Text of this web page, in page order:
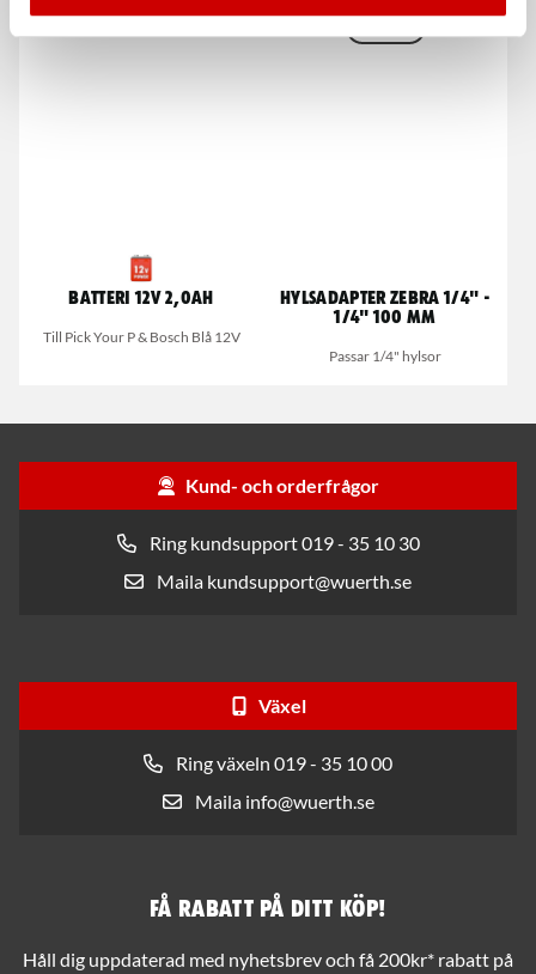
Batteri 12V 2,0Ah
Till Pick Your P & Bosch Blå 12V
Hylsadapter Zebra 1/4" -
1/4" 100 mm
Passar 1/4" hylsor
Kund- och orderfrågor
Ring kundsupport 019 - 35 10 30
Maila kundsupport@wuerth.se
Växel
Ring växeln 019 - 35 10 00
Maila info@wuerth.se
Få rabatt på ditt köp!
Håll dig uppdaterad med nyhetsbrev och få 200kr* rabatt på